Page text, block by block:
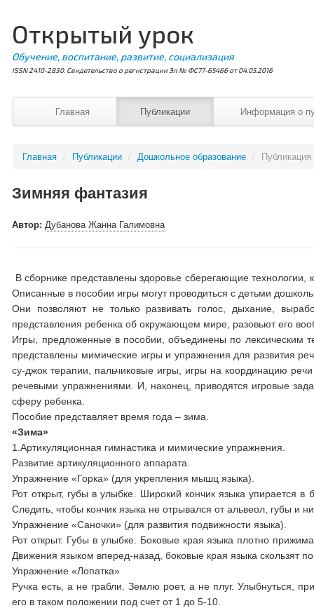
Открытый урок
Обучение, воспитание, развитие, социализация
ISSN 2410-2830. Свидетельство о регистрации Эл № ФС77-65466 от 04.05.2016
Главная Публикации Информация о
Главная / Публикации / Дошкольное образование /
Зимняя фантазия
Автор:Дубанова Жанна Галимовна
В сборнике представлены здоровье сберегающие
Описанные в пособии игры могут проводиться с детьми
Они позволяют не только развивать голос, дыхание,
представления ребенка об окружающем мире, разовьют его
Игры, предложенные в пособии, объединены по лексическим
представлены мимические игры и упражнения для развития
су-джок терапии, пальчиковые игры, игры на координацию
речевыми упражнениями. И, наконец, приводятся игровые
сферу ребенка.
Пособие представляет время года – зима.
«Зима»
1.Артикуляционная гимнастика и мимические упражнения.
Развитие артикуляционного аппарата.
Упражнение «Горка» (для укрепления мышц языка).
Рот открыт, губы в улыбке. Широкий кончик языка упирается
Следить, чтобы кончик языка не отрывался от альвеол, губы и
Упражнение «Саночки» (для развития подвижности языка).
Рот открыт. Губы в улыбке. Боковые края языка плотно
Движения языком вперед-назад, боковые края языка скользят
Упражнение «Лопатка»
Ручка есть, а не грабли. Землю роет, а не плуг. Улыбнуться,
его в таком положении под счет от 1 до 5-10.